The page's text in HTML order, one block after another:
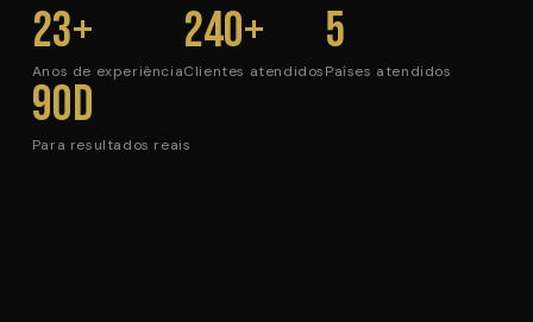
23+
Anos de experiência
240+
Clientes atendidos
5
Países atendidos
90d
Para resultados reais